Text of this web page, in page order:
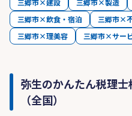
三郷市×建設 三郷市×製造
三郷市×飲食・宿泊
三郷市×
三郷市×理美容
三郷市×サー
弥生のかんたん税理
（全国）